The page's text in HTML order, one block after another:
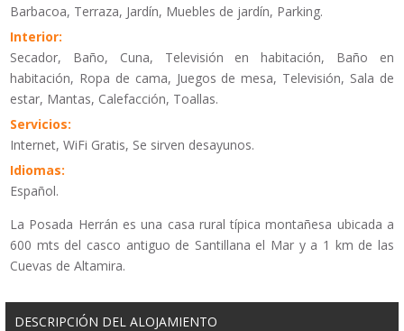
Barbacoa, Terraza, Jardín, Muebles de jardín, Parking.
Interior:
Secador, Baño, Cuna, Televisión en habitación, Baño en
habitación, Ropa de cama, Juegos de mesa, Televisión, Sala de
estar, Mantas, Calefacción, Toallas.
Servicios:
Internet, WiFi Gratis, Se sirven desayunos.
Idiomas:
Español.
La Posada Herrán es una casa rural típica montañesa ubicada a
600 mts del casco antiguo de Santillana el Mar y a 1 km de las
Cuevas de Altamira.
DESCRIPCIÓN DEL ALOJAMIENTO